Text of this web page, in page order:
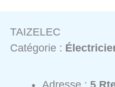
TAIZELEC
Catégorie :
Adresse :5